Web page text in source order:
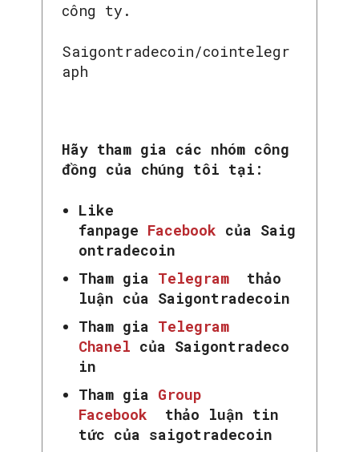
công ty.
Saigontradecoin/cointelegr
aph
Hãy tham gia các nhóm công
đồng của chúng tôi tại:
Like
fanpage Facebook của Saig
ontradecoin
Tham gia Telegram
thảo
luận của Saigontradecoin
Tham gia Telegram
Chanel của Saigontradeco
in
Tham gia Group
Facebook
thảo luận tin
tức của saigotradecoin